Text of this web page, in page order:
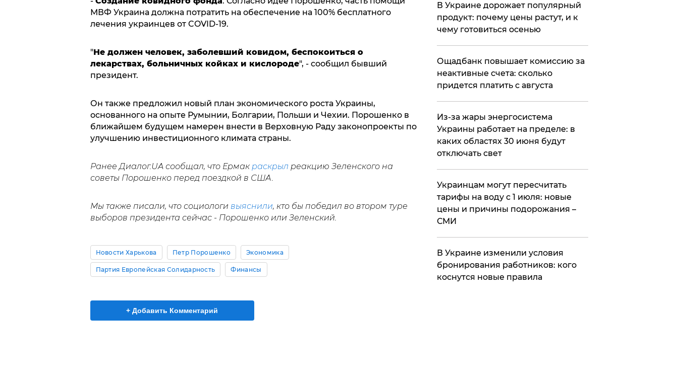
МВФ Украина должна потратить на обеспечение на 100% бесплатного
лечения украинцев от COVID-19.
"Не должен человек, заболевший ковидом, беспокоиться о
лекарствах, больничных койках и кислороде", - сообщил бывший
президент.
Он также предложил новый план экономического роста Украины,
основанного на опыте Румынии, Болгарии, Польши и Чехии. Порошенко в
ближайшем будущем намерен внести в Верховную Раду законопроекты по
улучшению инвестиционного климата страны.
Ранее Диалог.UA сообщал, что Ермак раскрыл реакцию Зеленского на
советы Порошенко перед поездкой в США.
Мы также писали, что социологи выяснили, кто бы победил во втором туре
выборов президента сейчас - Порошенко или Зеленский.
Новости Харькова Петр Порошенко Экономика
Партия Европейская Солидарность Финансы
+ Добавить Комментарий
В Украине дорожает популярный
продукт: почему цены растут, и к
чему готовиться осенью
​Ощадбанк повышает комиссию за
неактивные счета: сколько
придется платить с августа
Из-за жары энергосистема
Украины работает на пределе: в
каких областях 30 июня будут
отключать свет
Украинцам могут пересчитать
тарифы на воду с 1 июля: новые
цены и причины подорожания –
СМИ
В Украине изменили условия
бронирования работников: кого
коснутся новые правила